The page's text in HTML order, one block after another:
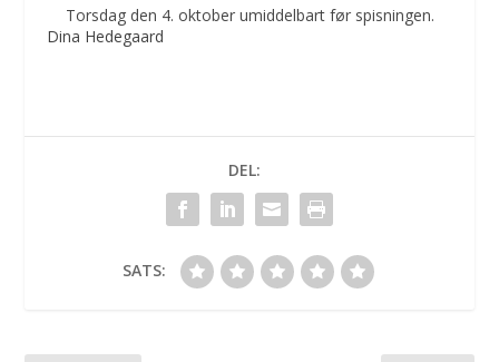
Torsdag den 4. oktober umiddelbart før spisningen.
Dina Hedegaard
DEL:
SATS: